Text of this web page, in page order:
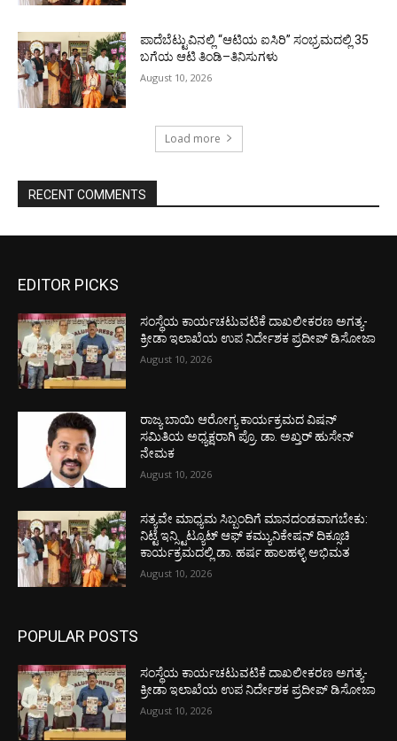
ಪಾದೆಬೆಟ್ಟುವಿನಲ್ಲಿ “ಆಟಿಯ ಐಸಿರಿ’’ ಸಂಭ್ರಮದಲ್ಲಿ 35
ಬಗೆಯ ಆಟಿ ತಿಂಡಿ–ತಿನಿಸುಗಳು
August 10, 2026
Load more
RECENT COMMENTS
EDITOR PICKS
ಸಂಸ್ಥೆಯ ಕಾರ್ಯಚಟುವಟಿಕೆ ದಾಖಲೀಕರಣ ಅಗತ್ಯ-
ಕ್ರೀಡಾ ಇಲಾಖೆಯ ಉಪ ನಿರ್ದೇಶಕ ಪ್ರದೀಪ್ ಡಿಸೋಜಾ
August 10, 2026
ರಾಜ್ಯ ಬಾಯಿ ಆರೋಗ್ಯ ಕಾರ್ಯಕ್ರಮದ ವಿಷನ್
ಸಮಿತಿಯ ಅಧ್ಯಕ್ಷರಾಗಿ ಪ್ರೊ. ಡಾ. ಅಖ್ತರ್ ಹುಸೇನ್
ನೇಮಕ
August 10, 2026
ಸತ್ಯವೇ ಮಾಧ್ಯಮ ಸಿಬ್ಬಂದಿಗೆ ಮಾನದಂಡವಾಗಬೇಕು:
ನಿಟ್ಟೆ ಇನ್ಸ್ಟಿಟ್ಯೂಟ್ ಆಫ್ ಕಮ್ಯುನಿಕೇಷನ್ ದಿಕ್ಸೂಚಿ
ಕಾರ್ಯಕ್ರಮದಲ್ಲಿ ಡಾ. ಹರ್ಷ ಹಾಲಹಳ್ಳಿ ಅಭಿಮತ
August 10, 2026
POPULAR POSTS
ಸಂಸ್ಥೆಯ ಕಾರ್ಯಚಟುವಟಿಕೆ ದಾಖಲೀಕರಣ ಅಗತ್ಯ-
ಕ್ರೀಡಾ ಇಲಾಖೆಯ ಉಪ ನಿರ್ದೇಶಕ ಪ್ರದೀಪ್ ಡಿಸೋಜಾ
August 10, 2026